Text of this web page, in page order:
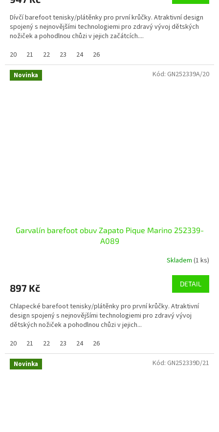
Dívčí barefoot tenisky/plátěnky pro první krůčky. Atraktivní design
spojený s nejnovějšími technologiemi pro zdravý vývoj dětských
nožiček a pohodlnou chůzi v jejich začátcích....
20
21 22 23 24 26
Novinka
Garvalín barefoot obuv Zapato Pique Marino 252339-
A089
Skladem (1 ks)
897 Kč DETAIL
Chlapecké barefoot tenisky/plátěnky pro první krůčky. Atraktivní
design spojený s nejnovějšími technologiemi pro zdravý vývoj
dětských nožiček a pohodlnou chůzi v jejich...
20
21 22 23 24 26
Kód: GN252339A/20
Novinka Kód: GN252339D/21